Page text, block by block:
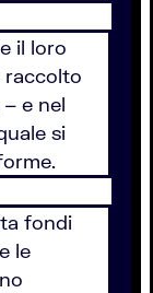
il loro
raccolto
e nel
si
fondi
le